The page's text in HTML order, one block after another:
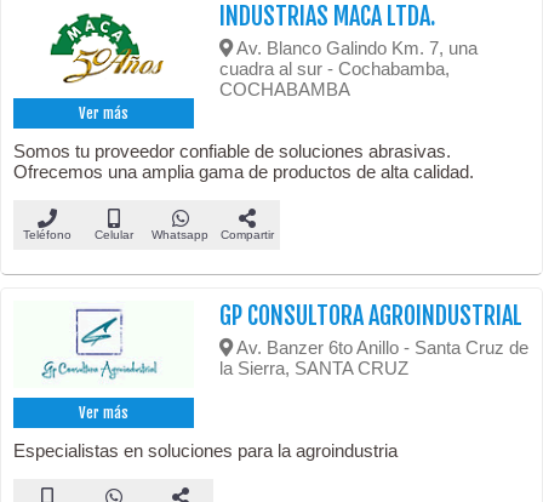
Ver más
INDUSTRIAS MACA LTDA.
Av. Blanco Galindo Km. 7, una
cuadra al sur - Cochabamba,
COCHABAMBA
Somos tu proveedor confiable de soluciones abrasivas.
Ofrecemos una amplia gama de productos de alta calidad.
Teléfono Celular Whatsapp Compartir
Ver más
GP CONSULTORA AGROINDUSTRIAL
Av. Banzer 6to Anillo - Santa Cruz de
la Sierra, SANTA CRUZ
Especialistas en soluciones para la agroindustria